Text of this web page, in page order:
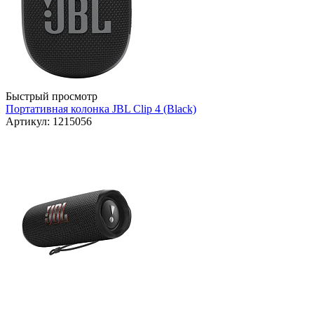
Быстрый просмотр
Портативная колонка JBL Clip 4 (Black)
Артикул: 1215056